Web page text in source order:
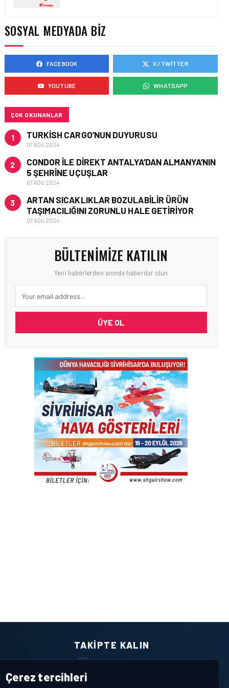
SONUÇLARI!
GÖKÇEN’DEKI PAZAR PAYI
ARTIŞI FINANSAL
SOSYAL MEDYADA BIZ
FACEBOOK X / TWITTER
YOUTUBE WHATSAPP
ÇOK OKUNANLAR
1 TURKISH CARGO’NUN DUYURUSU
07 AĞU 2024
2
CONDOR ILE DIREKT ANTALYA’DAN ALMANYA’NIN
5 ŞEHRINE UÇUŞLAR
07 AĞU 2024
3
ARTAN SICAKLIKLAR BOZULABILIR ÜRÜN
TAŞIMACILIĞINI ZORUNLU HALE GETIRIYOR
07 AĞU 2024
BÜLTENIMIZE KATILIN
Yeni haberlerden anında haberdar olun
ÜYE OL
TAKIPTE KALIN
Çerez tercihleri